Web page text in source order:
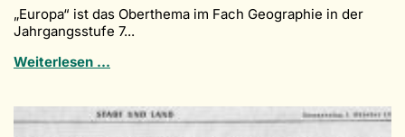
„Europa“ ist das Oberthema im Fach Geographie in der
Jahrgangsstufe 7...
Weiterlesen …
Dose“